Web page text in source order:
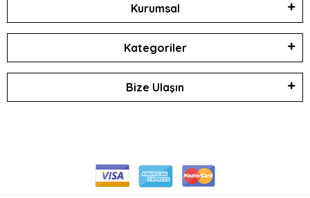
Kurumsal
Kategoriler
Bize Ulaşın